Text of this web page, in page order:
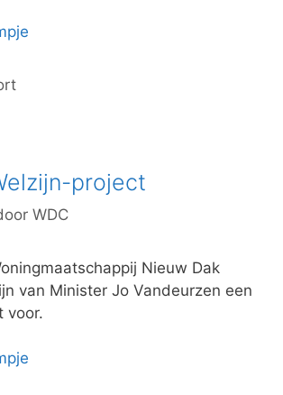
project
WDC
Nieuw Dak
van Minister Jo Vandeurzen een
voor.